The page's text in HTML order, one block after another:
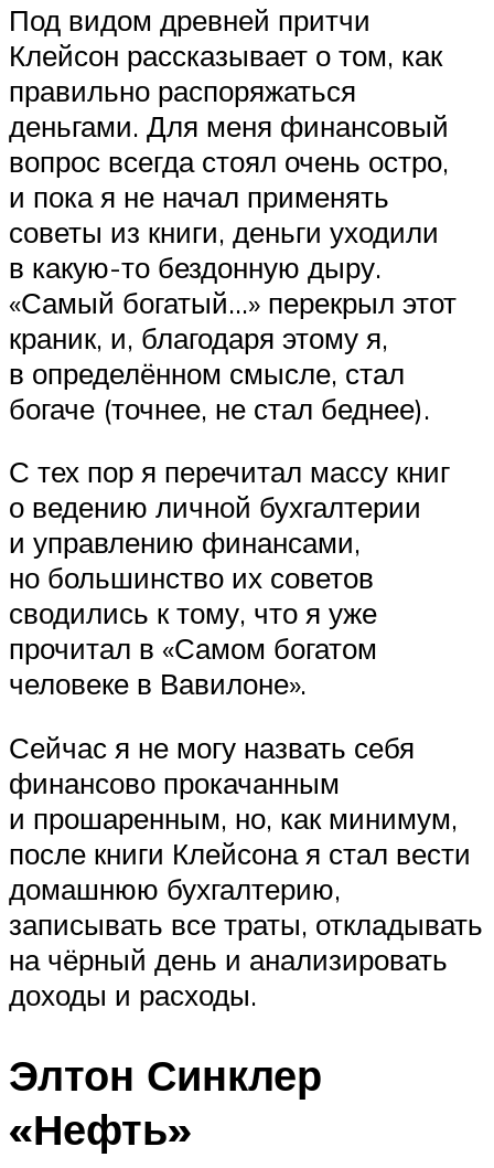
Под видом древней притчи
Клейсон рассказывает о том, как
правильно распоряжаться
деньгами. Для меня финансовый
вопрос всегда стоял очень остро,
и пока я не начал применять
советы из книги, деньги уходили
в какую-то бездонную дыру.
«Самый богатый…» перекрыл этот
краник, и, благодаря этому я,
в определённом смысле, стал
богаче (точнее, не стал беднее).
С тех пор я перечитал массу книг
о ведению личной бухгалтерии
и управлению финансами,
но большинство их советов
сводились к тому, что я уже
прочитал в «Самом богатом
человеке в Вавилоне».
Сейчас я не могу назвать себя
финансово прокачанным
и прошаренным, но, как минимум,
после книги Клейсона я стал вести
домашнюю бухгалтерию,
записывать все траты, откладывать
на чёрный день и анализировать
доходы и расходы.
Элтон Синклер
«Нефть»